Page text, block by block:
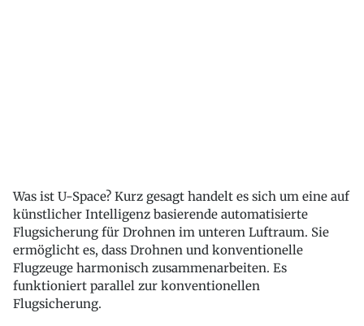
Was ist U-Space? Kurz gesagt handelt es sich um eine auf
künstlicher Intelligenz basierende automatisierte
Flugsicherung für Drohnen im unteren Luftraum. Sie
ermöglicht es, dass Drohnen und konventionelle
Flugzeuge harmonisch zusammenarbeiten. Es
funktioniert parallel zur konventionellen
Flugsicherung.